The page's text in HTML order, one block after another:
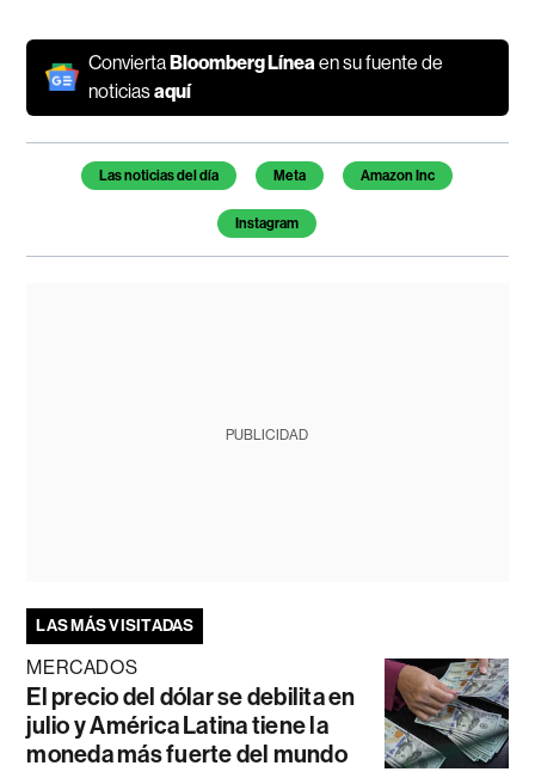
ConviertaBloomberg Línea en su fuente de
noticiasaquí
Temas de este artículo
Las noticias del día Meta Amazon Inc
Instagram
PUBLICIDAD
LAS MÁS VISITADAS
MERCADOS
El precio del dólar se debilita en
julio y América Latina tiene la
moneda más fuerte del mundo